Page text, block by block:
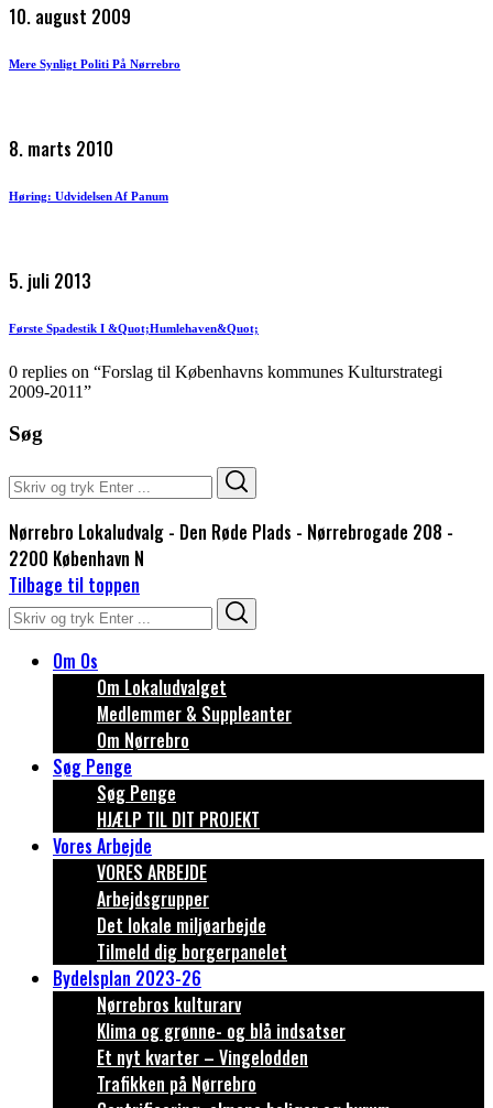
10. august 2009
Mere Synligt Politi På Nørrebro
8. marts 2010
Høring: Udvidelsen Af Panum
5. juli 2013
Første Spadestik I &quot;Humlehaven&quot;
0 replies on “Forslag til Københavns kommunes Kulturstrategi
2009-2011”
Søg
Search
for:
Nørrebro Lokaludvalg - Den Røde Plads - Nørrebrogade 208 -
2200 København N
Tilbage til toppen
Search
for:
Om Os
Om Lokaludvalget
Medlemmer & Suppleanter
Om Nørrebro
Søg Penge
Søg Penge
HJÆLP TIL DIT PROJEKT
Vores Arbejde
VORES ARBEJDE
Arbejdsgrupper
Det lokale miljøarbejde
Tilmeld dig borgerpanelet
Bydelsplan 2023-26
Nørrebros kulturarv
Klima og grønne- og blå indsatser
Et nyt kvarter – Vingelodden
Trafikken på Nørrebro